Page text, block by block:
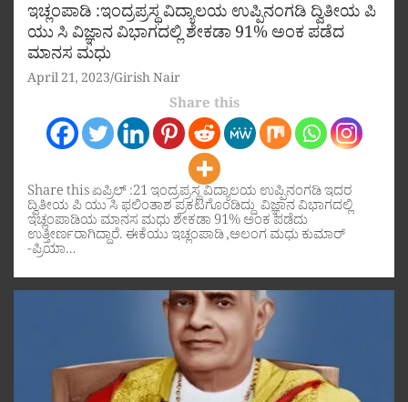
ಇಚ್ಲಂಪಾಡಿ :ಇಂದ್ರಪ್ರಸ್ಥ ವಿದ್ಯಾಲಯ ಉಪ್ಪಿನಂಗಡಿ ದ್ವಿತೀಯ ಪಿ
ಯು ಸಿ ವಿಜ್ಞಾನ ವಿಭಾಗದಲ್ಲಿ ಶೇಕಡಾ 91% ಅಂಕ ಪಡೆದ
ಮಾನಸ ಮಧು
April 21, 2023 Girish Nair
Share this
Share this ಏಪ್ರಿಲ್ :21 ಇಂದ್ರಪ್ರಸ್ಥ ವಿದ್ಯಾಲಯ ಉಪ್ಪಿನಂಗಡಿ ಇದರ
ದ್ವಿತೀಯ ಪಿ ಯು ಸಿ ಫಲಿಂತಾಶ ಪ್ರಕಟಗೊಂಡಿದ್ದು ವಿಜ್ಞಾನ ವಿಭಾಗದಲ್ಲಿ
ಇಚ್ಲಂಪಾಡಿಯ ಮಾನಸ ಮಧು ಶೇಕಡಾ 91% ಅಂಕ ಪಡೆದು
ಉತ್ತೀರ್ಣರಾಗಿದ್ದಾರೆ. ಈಕೆಯು ಇಚ್ಲಂಪಾಡಿ ,ಅಲಂಗ ಮಧು ಕುಮಾರ್
-ಪ್ರಿಯಾ…